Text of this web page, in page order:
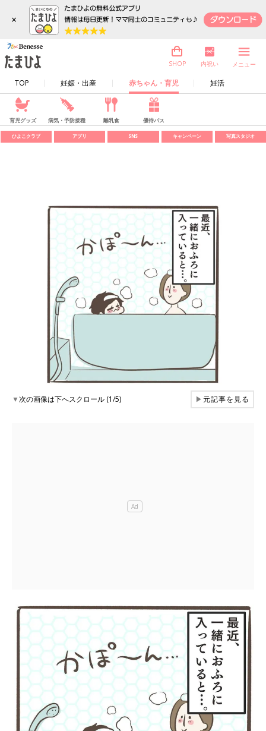
×
TOP 妊娠・出産 赤ちゃん・育児 妊活
SHOP 内祝い メニュー
育児グッズ 病気・予防接種 離乳食 優待パス
ひよこクラブ アプリ SNS キャンペーン 写真スタジオ
▼次の画像は下へスクロール (1/5) ▶元記事を見る